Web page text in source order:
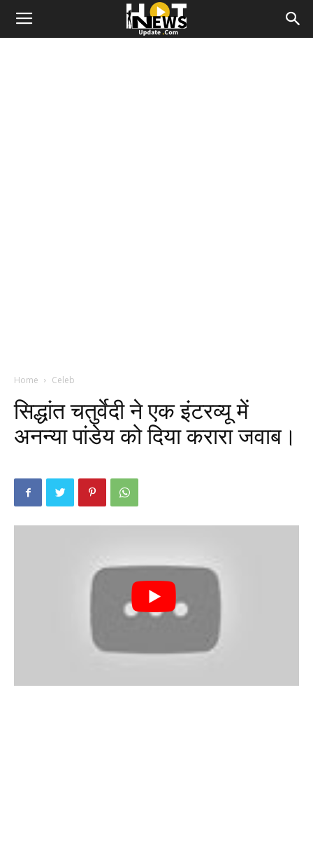
Home Celeb
सिद्धांत चतुर्वेदी ने एक इंटरव्यू में
अनन्या पांडेय को दिया करारा जवाब।